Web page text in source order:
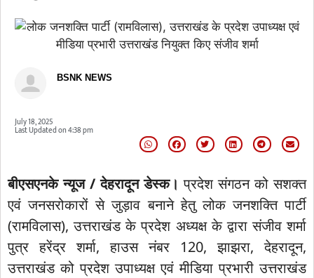
BSNK NEWS
July 18, 2025
Last Updated on4:38 pm
बीएसएनके न्यूज / देहरादून डेस्क। प्रदेश संगठन को सशक्त
एवं जनसरोकारों से जुड़ाव बनाने हेतु लोक जनशक्ति पार्टी
(रामविलास), उत्तराखंड के प्रदेश अध्यक्ष के द्वारा संजीव शर्मा
पुत्र हरेंद्र शर्मा, हाउस नंबर 120, झाझरा, देहरादून,
उत्तराखंड को प्रदेश उपाध्यक्ष एवं मीडिया प्रभारी उत्तराखंड